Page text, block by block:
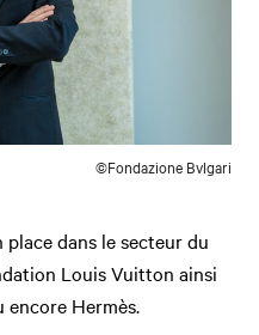
©Fondazione Bvlgari
dans le secteur du
Louis Vuitton ainsi
encore Hermès.